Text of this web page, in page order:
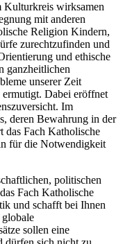
Kulturkreis wirksamen
mit anderen
Religion Kindern,
zurechtzufinden und
und ethische
ganzheitlichen
unserer Zeit
ermutigt. Dabei eröffnet
Im
deren Bewahrung in der
das Fach Katholische
für die Notwendigkeit
politischen
Fach Katholische
und schafft bei Ihnen
sollen eine